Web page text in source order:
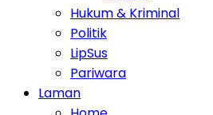
Hukum & Kriminal
Politik
LipSus
Pariwara
Laman